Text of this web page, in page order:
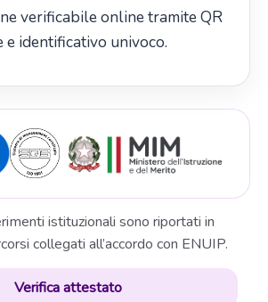
verificabile online tramite QR
e identificativo univoco.
istituzionali sono riportati in
collegati all’accordo con ENUIP.
Verifica attestato